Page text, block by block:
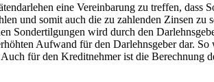
eine Vereinbarung zu treffen, dass
und somit auch die zu zahlenden Zinsen
Sondertilgungen wird durch den
Aufwand für den Darlehnsgeber dar.
für den Kreditnehmer ist die Berechnung